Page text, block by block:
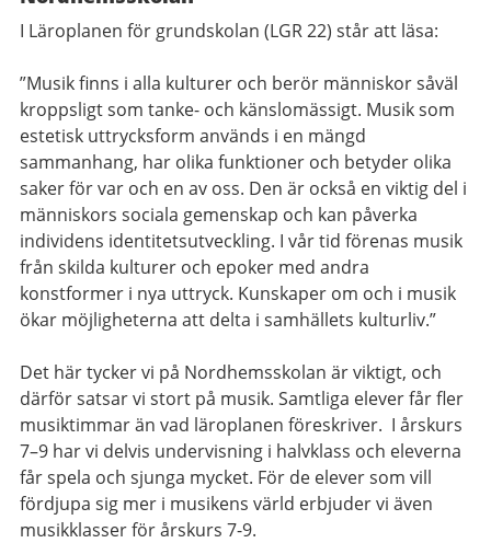
I Läroplanen för grundskolan (LGR 22) står att läsa:
”Musik finns i alla kulturer och berör människor såväl
kroppsligt som tanke- och känslomässigt. Musik som
estetisk uttrycksform används i en mängd
sammanhang, har olika funktioner och betyder olika
saker för var och en av oss. Den är också en viktig del i
människors sociala gemenskap och kan påverka
individens identitetsutveckling. I vår tid förenas musik
från skilda kulturer och epoker med andra
konstformer i nya uttryck. Kunskaper om och i musik
ökar möjligheterna att delta i samhällets kulturliv.”
Det här tycker vi på Nordhemsskolan är viktigt, och
därför satsar vi stort på musik. Samtliga elever får fler
musiktimmar än vad läroplanen föreskriver. I årskurs
7–9 har vi delvis undervisning i halvklass och eleverna
får spela och sjunga mycket. För de elever som vill
fördjupa sig mer i musikens värld erbjuder vi även
musikklasser för årskurs 7-9.